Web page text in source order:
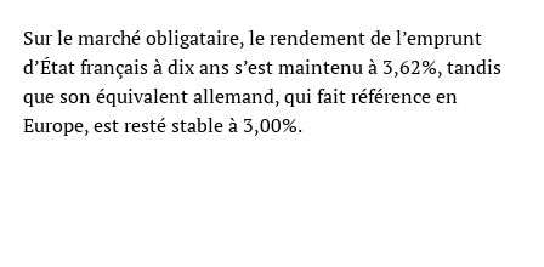
Sur le marché obligataire, le rendement de l’emprunt
d’État français à dix ans s’est maintenu à 3,62%, tandis
que son équivalent allemand, qui fait référence en
Europe, est resté stable à 3,00%.